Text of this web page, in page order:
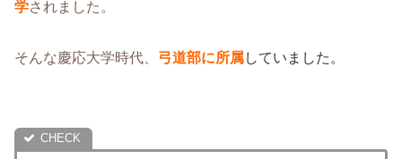
学されました。
そんな慶応大学時代、 弓道部に所属していました。